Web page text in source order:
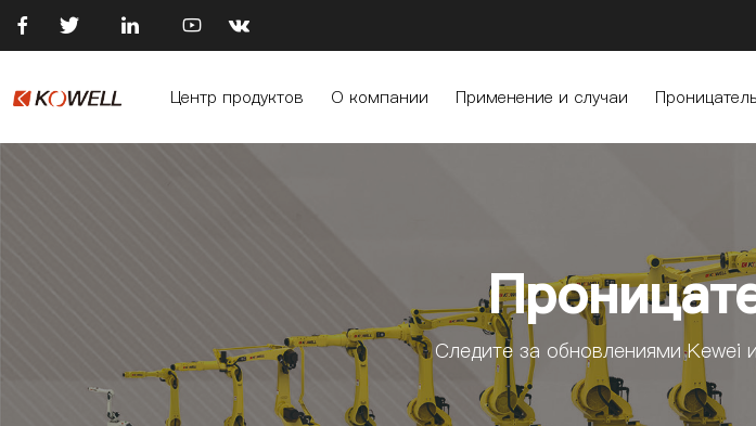
    
Центр продуктов О компании Применение и случаи
Следите за обновлениями Kewei